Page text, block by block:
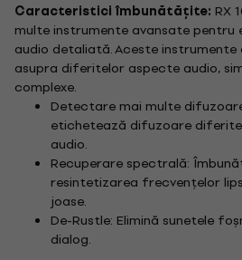
Caracteristici îmbunătățite: RX
multe instrumente avansate
audio detaliată. Aceste
asupra diferitelor aspecte audio,
complexe.
Detectare mai multe
etichetează difuzoare
audio.
Recuperare spectrală:
resintetizarea frecvențelor
joase.
De-Rustle: Elimină sunetele
dialog.